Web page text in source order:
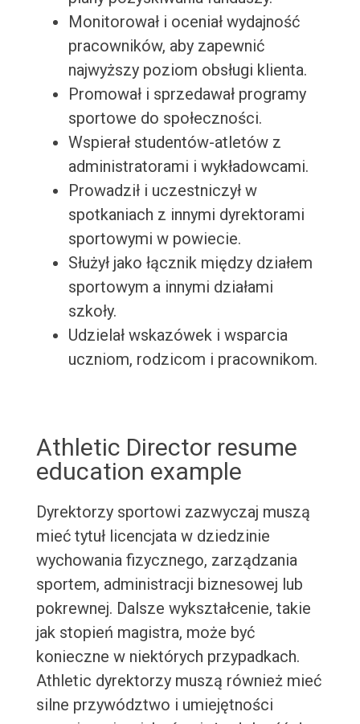
Monitorował i oceniał wydajność
pracowników, aby zapewnić
najwyższy poziom obsługi klienta.
Promował i sprzedawał programy
sportowe do społeczności.
Wspierał studentów-atletów z
administratorami i wykładowcami.
Prowadził i uczestniczył w
spotkaniach z innymi dyrektorami
sportowymi w powiecie.
Służył jako łącznik między działem
sportowym a innymi działami
szkoły.
Udzielał wskazówek i wsparcia
uczniom, rodzicom i pracownikom.
Athletic Director resume
education example
Dyrektorzy sportowi zazwyczaj muszą
mieć tytuł licencjata w dziedzinie
wychowania fizycznego, zarządzania
sportem, administracji biznesowej lub
pokrewnej. Dalsze wykształcenie, takie
jak stopień magistra, może być
konieczne w niektórych przypadkach.
Athletic dyrektorzy muszą również mieć
silne przywództwo i umiejętności